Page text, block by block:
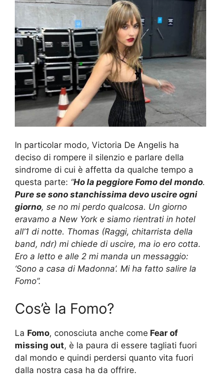
In particolar modo, Victoria De Angelis ha
deciso di rompere il silenzio e parlare della
sindrome di cui è affetta da qualche tempo a
questa parte: “Ho la peggiore Fomo del mondo.
Pure se sono stanchissima devo uscire ogni
giorno, se no mi perdo qualcosa. Un giorno
eravamo a New York e siamo rientrati in hotel
all’1 di notte. Thomas (Raggi, chitarrista della
band, ndr) mi chiede di uscire, ma io ero cotta.
Ero a letto e alle 2 mi manda un messaggio:
‘Sono a casa di Madonna’. Mi ha fatto salire la
Fomo”.
Cos’è la Fomo?
La Fomo, conosciuta anche come Fear of
missing out, è la paura di essere tagliati fuori
dal mondo e quindi perdersi quanto vita fuori
dalla nostra casa ha da offrire.